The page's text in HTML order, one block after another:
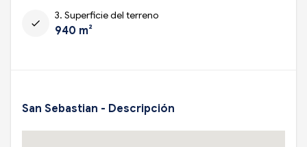
check
3. Superficie del terreno
940 m²
San Sebastian - Descripción